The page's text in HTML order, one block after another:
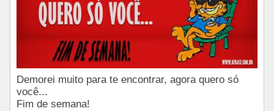
Demorei muito para te encontrar, agora quero só
você...
Fim de semana!